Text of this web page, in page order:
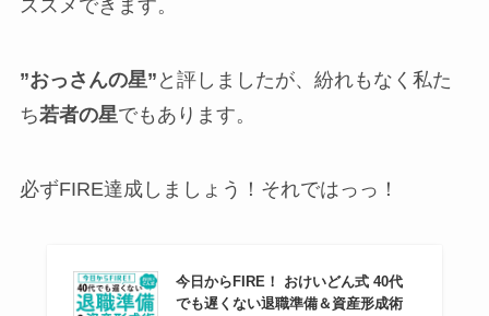
ススメできます。
”おっさんの星” と評しましたが、紛れもなく私た
ち若者の星でもあります。
必ずFIRE達成しましょう！それではっっ！
今日からFIRE！ おけいどん式 40代
でも遅くない退職準備＆資産形成術